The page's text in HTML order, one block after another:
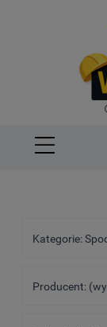
Kategorie:
Producent: